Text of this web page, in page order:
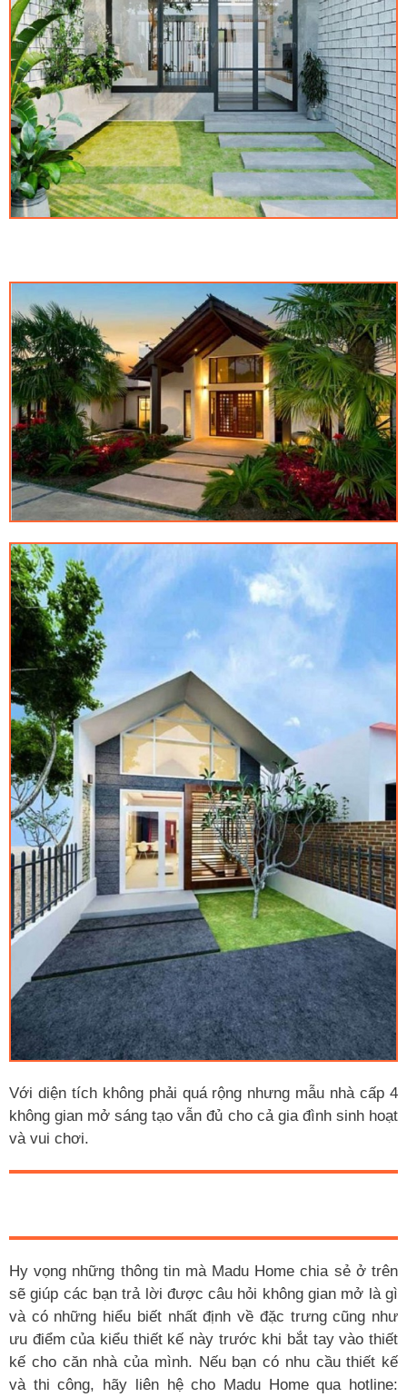
Với diện tích không phải quá rộng nhưng mẫu nhà cấp 4
không gian mở sáng tạo vẫn đủ cho cả gia đình sinh hoạt
và vui chơi.
Hy vọng những thông tin mà Madu Home chia sẻ ở trên
sẽ giúp các bạn trả lời được câu hỏi không gian mở là gì
và có những hiểu biết nhất định về đặc trưng cũng như
ưu điểm của kiểu thiết kế này trước khi bắt tay vào thiết
kế cho căn nhà của mình. Nếu bạn có nhu cầu thiết kế
và thi công, hãy liên hệ cho Madu Home qua hotline: